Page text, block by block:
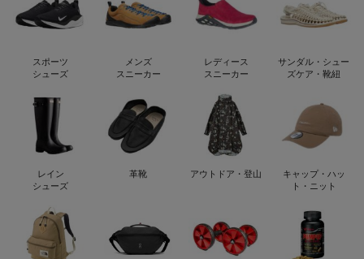
スポーツ
シューズ
メンズ
スニーカー
レディース
スニーカー
サンダル・シュー
ズケア・靴紐
レイン
シューズ
革靴 アウトドア・登山
キャップ・ハッ
ト・ニット